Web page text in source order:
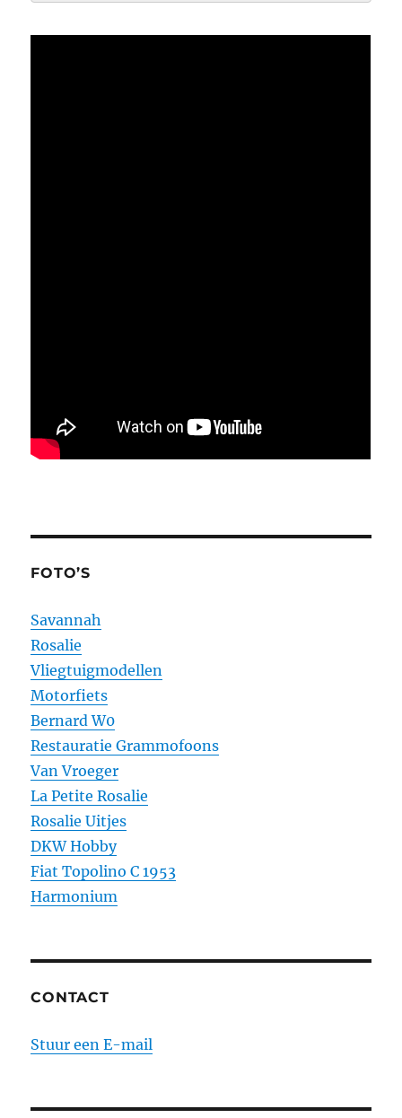
FOTO’S
Savannah
Rosalie
Vliegtuigmodellen
Motorfiets
Bernard W0
Restauratie Grammofoons
Van Vroeger
La Petite Rosalie
Rosalie Uitjes
DKW Hobby
Fiat Topolino C 1953
Harmonium
CONTACT
Stuur een E-mail